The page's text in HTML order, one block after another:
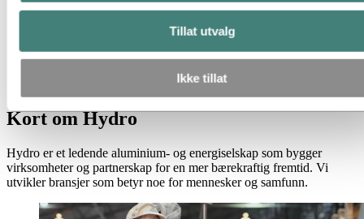
Tillat utvalg
Ikke tillat
Kort om Hydro
Kort om Hydro
Hydro er et ledende aluminium- og energiselskap som bygger
virksomheter og partnerskap for en mer bærekraftig fremtid. Vi
utvikler bransjer som betyr noe for mennesker og samfunn.